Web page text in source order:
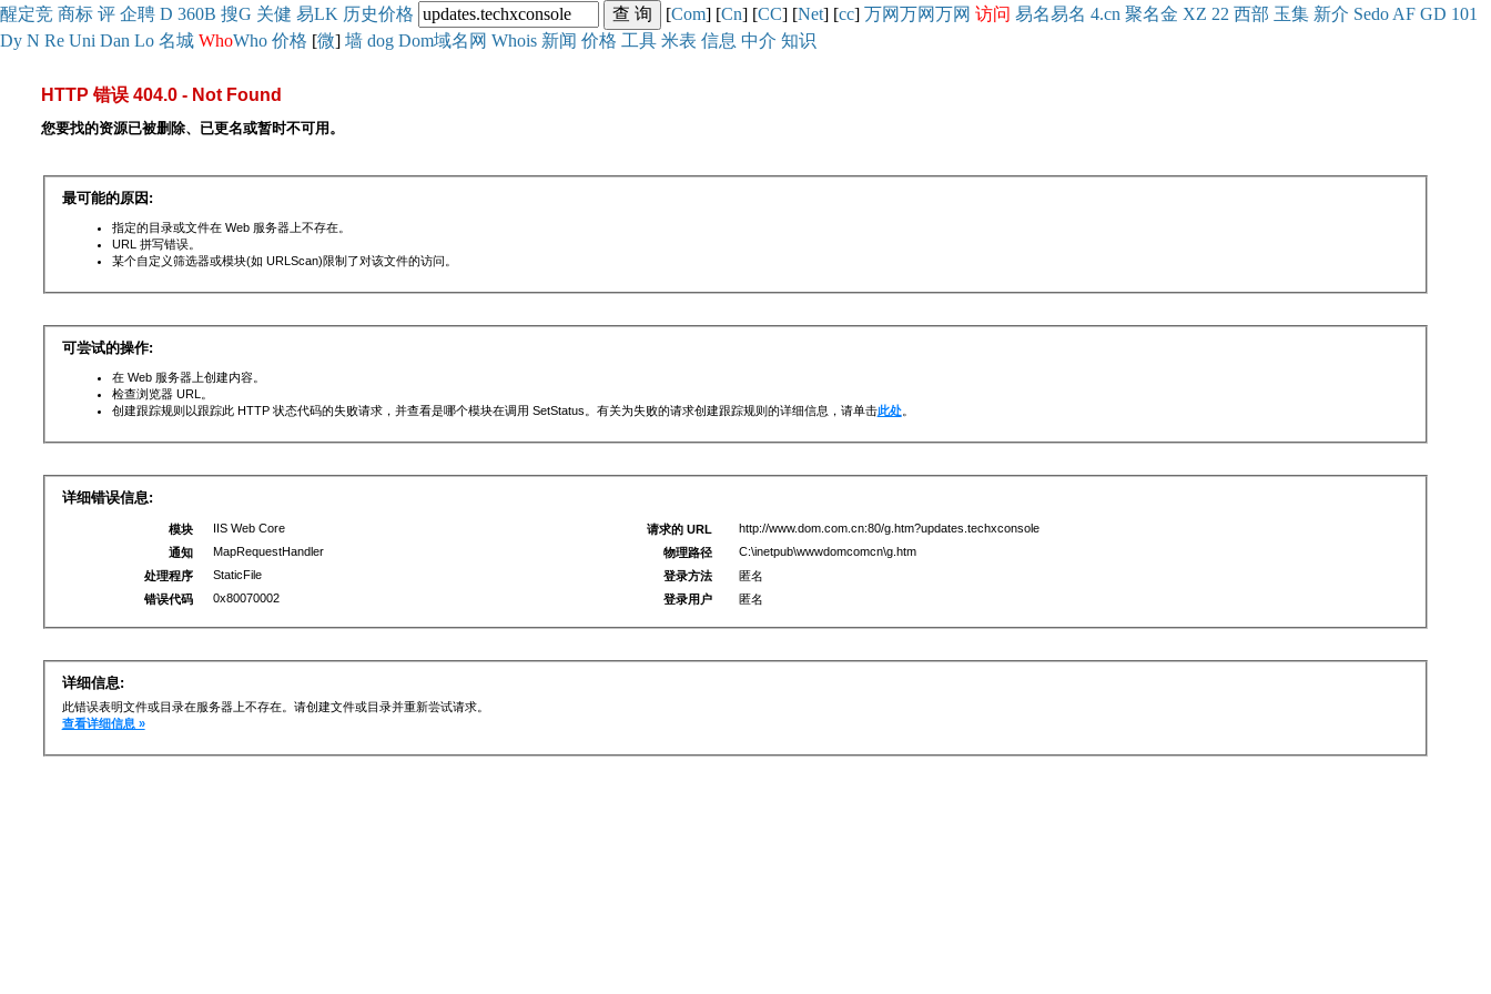
醒定竞 商标 评 企聘 D 360B 搜G 关健 易LK 历史价格 [Com] [Cn] [CC] [Net] [cc] 万网万网万网 访问 易名易名 4.cn 聚名金 XZ 22 西部 玉集 新介 Sedo AF GD 101
Dy N Re Uni Dan Lo 名城 WhoWho 价格 [微] 墙 dog Dom域名网 Whois 新闻 价格 工具 米表 信息 中介 知识